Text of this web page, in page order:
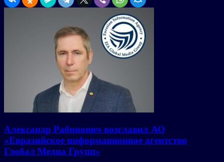
Александр Рабинович возглавил АО
«Евразийское информационное агентство
Глобал Медиа Групп»